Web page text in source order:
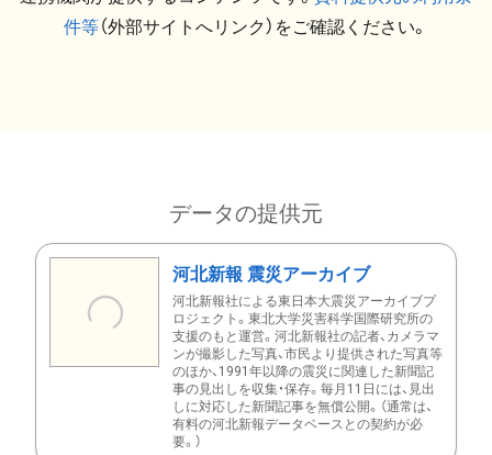
件等（外部サイトへリンク）をご確認ください。
データの提供元
河北新報 震災アーカイブ
河北新報社による東日本大震災アーカイブプ
ロジェクト。東北大学災害科学国際研究所の
支援のもと運営。河北新報社の記者、カメラマ
ンが撮影した写真、市民より提供された写真等
のほか、1991年以降の震災に関連した新聞記
事の見出しを収集・保存。毎月11日には、見出
しに対応した新聞記事を無償公開。（通常は、
有料の河北新報データベースとの契約が必
要。）